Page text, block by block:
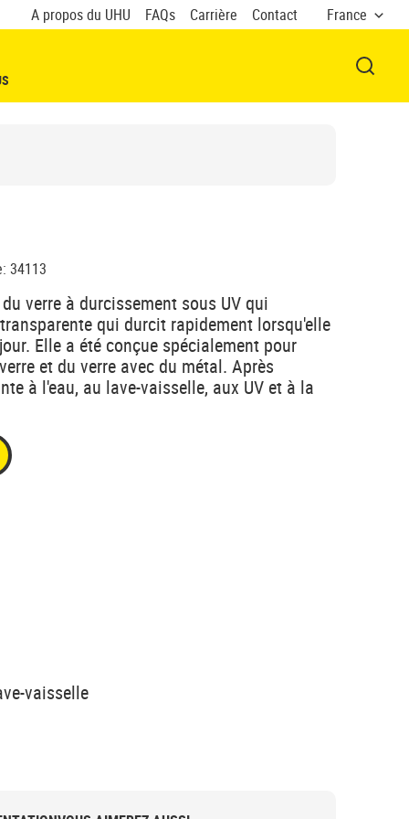
A propos du UHU FAQs Carrière Contact France
: 34113
verre à durcissement sous UV qui
qui durcit rapidement lorsqu'elle
Elle a été conçue spécialement pour
et du verre avec du métal. Après
à l'eau, au lave-vaisselle, aux UV et à la
vaisselle